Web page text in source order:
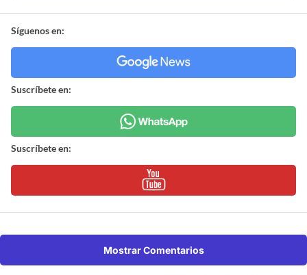
Síguenos en:
Suscríbete en:
Suscríbete en:
Mostrar Comentarios